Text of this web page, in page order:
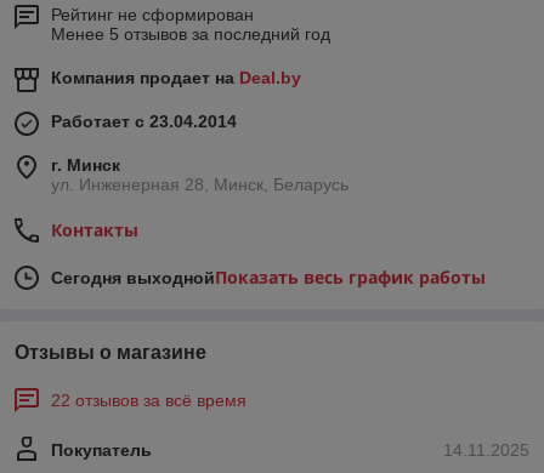
Рейтинг не сформирован
Менее 5 отзывов за последний год
Компания продает на Deal.by
Работает с 23.04.2014
г. Минск
ул. Инженерная 28, Минск, Беларусь
Контакты
Сегодня выходнойПоказать весь график работы
Отзывы о магазине
22 отзывов за всё время
14.11.2025
Покупатель